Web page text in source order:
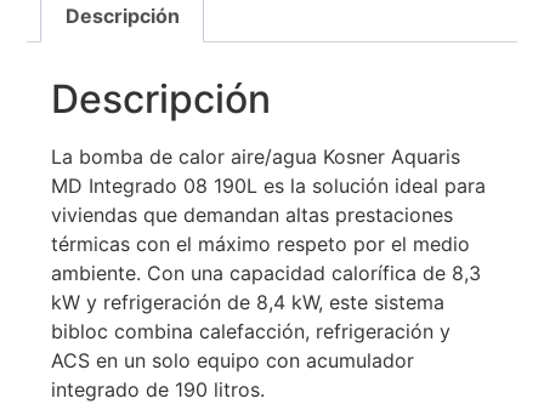
Descripción
Descripción
La bomba de calor aire/agua Kosner Aquaris
MD Integrado 08 190L es la solución ideal para
viviendas que demandan altas prestaciones
térmicas con el máximo respeto por el medio
ambiente. Con una capacidad calorífica de 8,3
kW y refrigeración de 8,4 kW, este sistema
bibloc combina calefacción, refrigeración y
ACS en un solo equipo con acumulador
integrado de 190 litros.